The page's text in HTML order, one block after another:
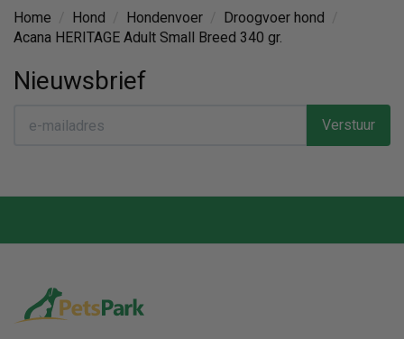
Home Hond Hondenvoer Droogvoer hond
Acana HERITAGE Adult Small Breed 340 gr.
Nieuwsbrief
Verstuur